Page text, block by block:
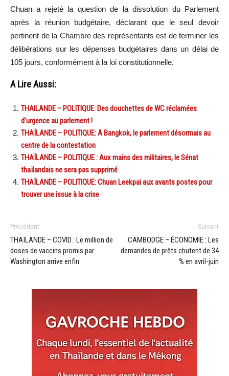
Chuan a rejeté la question de la dissolution du Parlement
après la réunion budgétaire, déclarant que le seul devoir
pertinent de la Chambre des représentants est de terminer les
délibérations sur les dépenses budgétaires dans un délai de
105 jours, conformément à la loi constitutionnelle.
A Lire Aussi:
THAILANDE – POLITIQUE: Des douchettes de WC réclamées
d’urgence au parlement !
THAÏLANDE – POLITIQUE: A Bangkok, le parlement désormais au
centre de la contestation
THAÏLANDE – POLITIQUE : Aux mains des militaires, le Sénat
thaïlandais ne sera pas supprimé
THAÏLANDE – POLITIQUE: Chuan Leekpai aux avants postes pour
trouver une issue à la crise
Précédent
THAÏLANDE – COVID : Le million de
doses de vaccins promis par
Washington arrive enfin
Suivant
CAMBODGE – ÉCONOMIE : Les
demandes de prêts chutent de 34
% en avril-juin